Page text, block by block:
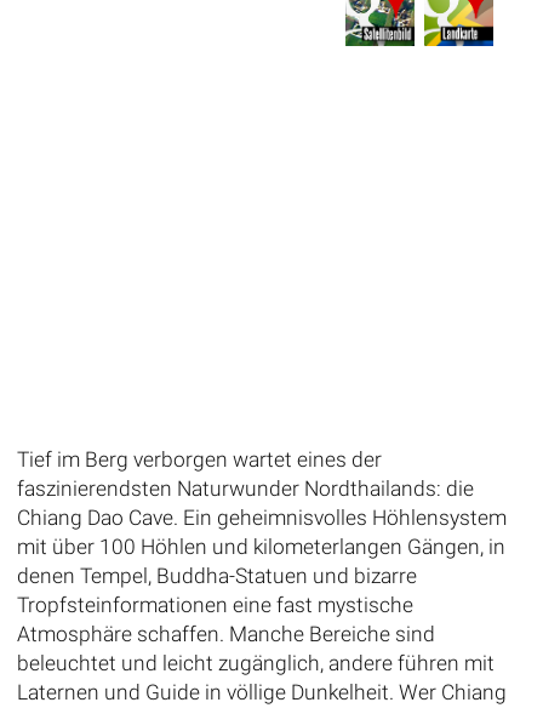
Tief im Berg verborgen wartet eines der
faszinierendsten Naturwunder Nordthailands: die
Chiang Dao Cave. Ein geheimnisvolles Höhlensystem
mit über 100 Höhlen und kilometerlangen Gängen, in
denen Tempel, Buddha-Statuen und bizarre
Tropfsteinformationen eine fast mystische
Atmosphäre schaffen. Manche Bereiche sind
beleuchtet und leicht zugänglich, andere führen mit
Laternen und Guide in völlige Dunkelheit. Wer Chiang